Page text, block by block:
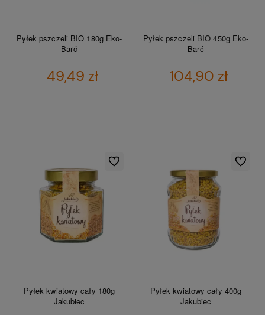
Pyłek pszczeli BIO 180g Eko-
Barć
49,49 zł
Pyłek pszczeli BIO 450g Eko-
Barć
104,90 zł
Pyłek kwiatowy cały 180g
Jakubiec
Do ulubionych
Pyłek kwiatowy cały 400g
Jakubiec
Do